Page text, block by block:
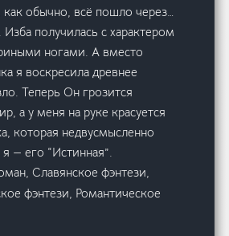
обычно, всё пошло через…
получилась с характером
ногами. А вместо
я воскресила древнее
Теперь Он грозится
а у меня на руке красуется
которая недвусмысленно
— его “Истинная”.
Славянское фэнтези,
фэнтези, Романтическое